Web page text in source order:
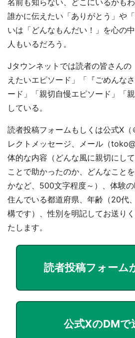
名前も知らない、どこにいるかも
誰かに伝えたい「ありがとう」や
いは「どんなもんだい！」を心の
人もいるだろう。
Jタウンネットでは読者の皆さんの
えたいエピソード」「『ごめんな
ード」「親切自慢エピソード」「
している。
読者投稿フォームもしくは公式X
レクトメッセージ、メール（
体的な内容（どんな風に親切にし
ことで助かったのか、どんなこと
かなど、500文字程度～）、体験
住んでいる都道府県、年齢（20代
構です）、性別を明記してお送り
たします。
読者投稿フォーム
公式XのDMで